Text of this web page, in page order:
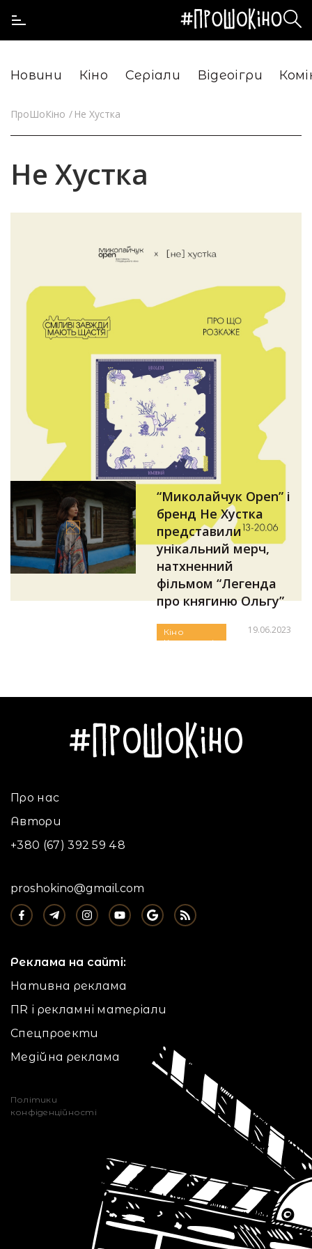
Новини Кіно Серіали Відеоігри
ПроШоКіно Не Хустка
Не Хустка
Кіно
Культпохід
“Миколайчук Open” і
бренд Не Хустка
представили
унікальний мерч,
натхненний
фільмом “Легенда
про княгиню Ольгу”
19.06.2023
Про нас
Автори
+380 (67) 392 59 48
proshokino@gmail.com
Реклама на сайті:
Нативна реклама
ПR і рекламні матеріали
Спецпроекти
Медійна реклама
Політики
конфіденційності